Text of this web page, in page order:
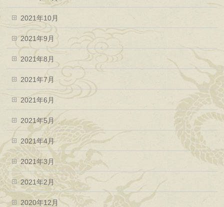
2021年10月
2021年9月
2021年8月
2021年7月
2021年6月
2021年5月
2021年4月
2021年3月
2021年2月
2020年12月